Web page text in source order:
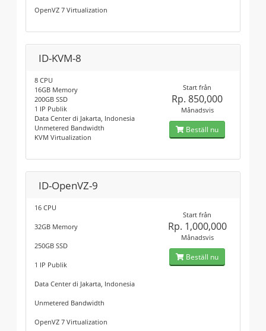
OpenVZ 7 Virtualization
ID-KVM-8
8 CPU
16GB Memory
200GB SSD
1 IP Publik
Data Center di Jakarta, Indonesia
Unmetered Bandwidth
KVM Virtualization
Start från
Rp. 850,000
Månadsvis
Beställ nu
ID-OpenVZ-9
16 CPU
32GB Memory
250GB SSD
1 IP Publik
Data Center di Jakarta, Indonesia
Unmetered Bandwidth
OpenVZ 7 Virtualization
Start från
Rp. 1,000,000
Månadsvis
Beställ nu